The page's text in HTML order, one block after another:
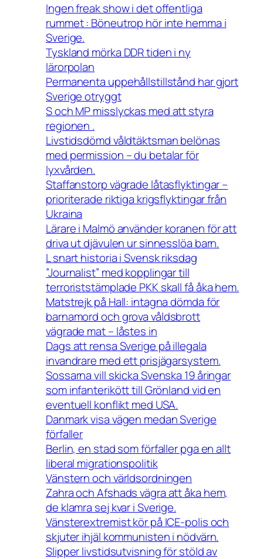
Ingen freak show i det offentliga
rummet : Böneutrop hör inte hemma i
Sverige.
Tyskland mörka DDR tiden i ny
lärorpolan
Permanenta uppehållstillstånd har gjort
Sverige otryggt
S och MP misslyckas med att styra
regionen .
Livstidsdömd våldtäktsman belönas
med permission – du betalar för
lyxvården.
Staffanstorp vägrade låtasflyktingar –
prioriterade riktiga krigsflyktingar från
Ukraina
Lärare i Malmö använder koranen för att
driva ut djävulen ur sinnesslöa barn.
L snart historia i Svensk riksdag
”Journalist” med kopplingar till
terroriststämplade PKK skall få åka hem.
Matstrejk på Hall: intagna dömda för
barnamord och grova våldsbrott
vägrade mat – låstes in
Dags att rensa Sverige på illegala
invandrare med ett prisjägarsystem.
Sossarna vill skicka Svenska 19 åringar
som infanterikött till Grönland vid en
eventuell konflikt med USA.
Danmark visa vägen medan Sverige
förfaller
Berlin, en stad som förfaller pga en allt
liberal migrationspolitik
Vänstern och världsordningen
Zahra och Afshads vägra att åka hem,
de klamra sej kvar i Sverige.
Vänsterextremist kör på ICE-polis och
skjuter ihjäl kommunisten i nödvärn.
Slipper livstidsutvisning för stöld av